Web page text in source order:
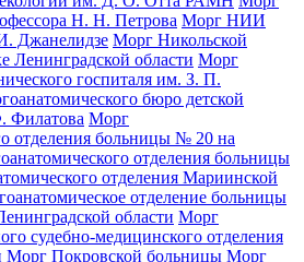
Н. Н. Петрова Морг НИИ
Джанелидзе Морг Никольской
Ленинградской области Морг
госпиталя им. З. П.
бюро детской
Морг
отделения больницы № 20 на
отделения больницы
отделения Мариинской
отделение больницы
области Морг
судебно-медицинского отделения
Морг Покровской больницы Морг